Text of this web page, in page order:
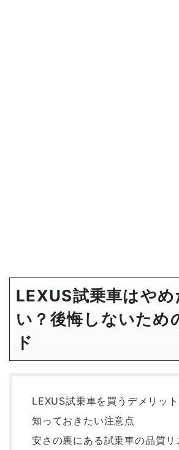
LEXUS試乗車はや
い？後悔しないため
ド
LEXUS試乗車を買うデメリッ
知っておきたい注意点
安さの裏にある試乗車の品質リ